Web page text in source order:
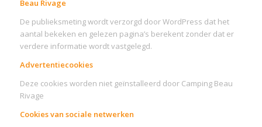
Beau Rivage
De publieksmeting wordt verzorgd door WordPress dat het
aantal bekeken en gelezen pagina’s berekent zonder dat er
verdere informatie wordt vastgelegd.
Advertentiecookies
Deze cookies worden niet geïnstalleerd door Camping Beau
Rivage
Cookies van sociale netwerken